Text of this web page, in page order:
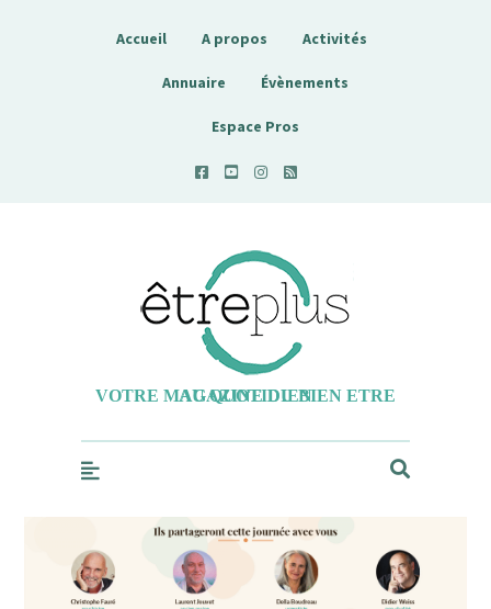
Accueil A propos Activités
Annuaire Évènements
Espace Pros
Etreplus
VOTRE MAGAZINE DU BIEN ETRE AU QUOTIDIEN